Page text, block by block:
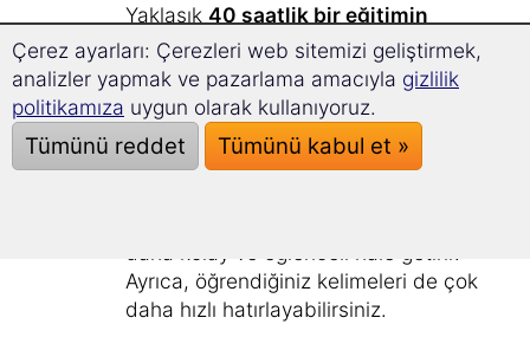
Yaklaşık 40 saatlik bir eğitimin
ardından,C1 ve C2 seviyelerine
ulaşacaksınız.
Kelime eğitimi – hızlı, etkili ve
eğlenceli:
Ayrıca, öğrendiğiniz kelimeleri de çok
daha hızlı hatırlayabilirsiniz.
Çerez ayarları: Çerezleri web sitemizi geliştirmek,
analizler yapmak ve pazarlama amacıyla gizlilik
politikamıza uygun olarak kullanıyoruz.
Tümünü reddet Tümünü kabul et »